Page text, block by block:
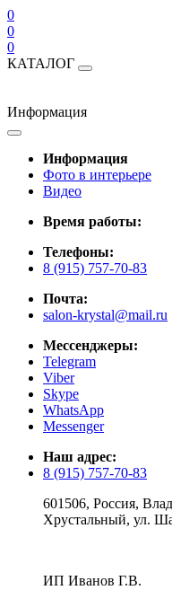
0
0
0
КАТАЛОГ
Информация
Информация
Фото в интерьере
Видео
Время работы:
Телефоны:
8 (915) 757-70-83
Почта:
salon-krystal@mail.ru
Мессенджеры:
Telegram
Viber
Skype
WhatsApp
Messenger
Наш адрес:
8 (915) 757-70-83
601506, Россия,
Хрустальный, ул.
ИП Иванов Г.В.